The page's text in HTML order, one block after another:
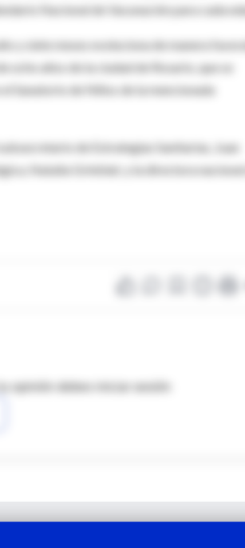
Nacional de Vacunación para cada
y siete meses evoluciona de manera
años de la ciudad de Rosario, que se
Sanatorio de Niños de la mencionada
de Estrategias Sanitarias, Juan
Natalia Grinblat; y la directora
opinión debes iniciar sesión